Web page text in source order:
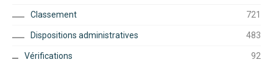
Classement 721
Dispositions administratives 483
Vérifications 92